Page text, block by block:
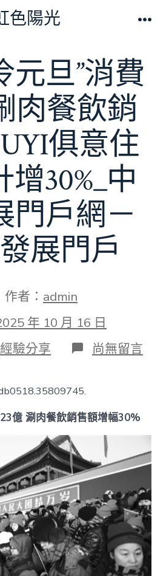
色陽光
元旦”消費
肉餐飲銷
俱意住
30%_中
門戶網－
展門戶
作者： admin
年 10 月 16 日
經驗分享 在
〈京”
旦”
消
費
23
億
涮
肉
餐
飲
銷
售
額
JIUYI
俱
尚無留言
億 涮肉餐飲銷售額增幅30%